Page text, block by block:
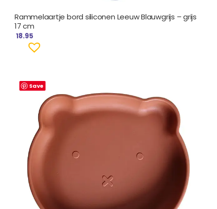
Rammelaartje bord siliconen Leeuw Blauwgrijs – grijs
17 cm
18.95
Save